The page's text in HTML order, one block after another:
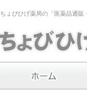
ちょびひげ薬局の「医薬品通